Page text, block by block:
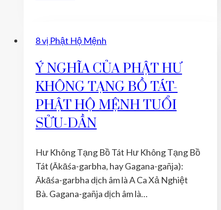
ĐEO
VỊ
PHẬT
BẢN
MỆNH
NÀO
ĐỂ
MAY
MẮN
8 vị Phật Hộ Mệnh
Ý NGHĨA CỦA PHẬT HƯ
KHÔNG TẠNG BỒ TÁT-
PHẬT HỘ MỆNH TUỔI
SỬU-DẦN
Hư Không Tạng Bồ Tát Hư Không Tạng Bồ
Tát (Ākāśa-garbha, hay Gagana-gañja):
Ākāśa-garbha dịch âm là A Ca Xả Nghiệt
Bà. Gagana-gañja dịch âm là…